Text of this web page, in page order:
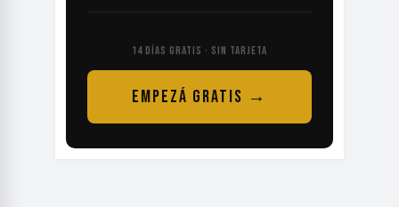
14 DÍAS GRATIS · SIN TARJETA
EMPEZÁ GRATIS →